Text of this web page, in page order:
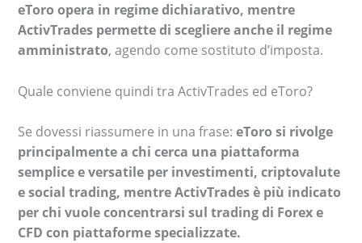
eToro opera in regime dichiarativo, mentre
ActivTrades permette di scegliere anche il regime
amministrato, agendo come sostituto d’imposta.
Quale conviene quindi tra ActivTrades ed eToro?
Se dovessi riassumere in una frase:eToro si rivolge
principalmente a chi cerca una piattaforma
semplice e versatile per investimenti, criptovalute
e social trading, mentre ActivTrades è più indicato
per chi vuole concentrarsi sul trading di Forex e
CFD con piattaforme specializzate.